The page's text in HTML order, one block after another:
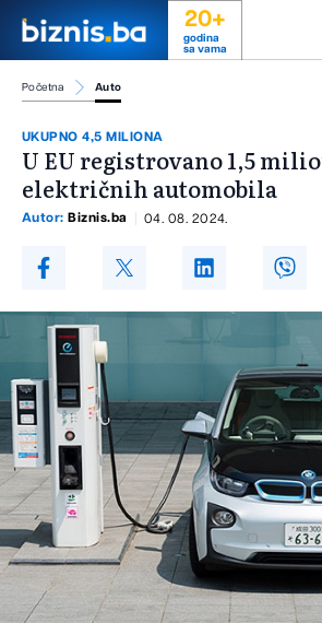
20+
godina
sa vama
Početna Auto
UKUPNO 4,5 MILIONA
U EU registrovano 1,5
električnih automobila
Autor: Biznis.ba 04. 08. 2024.